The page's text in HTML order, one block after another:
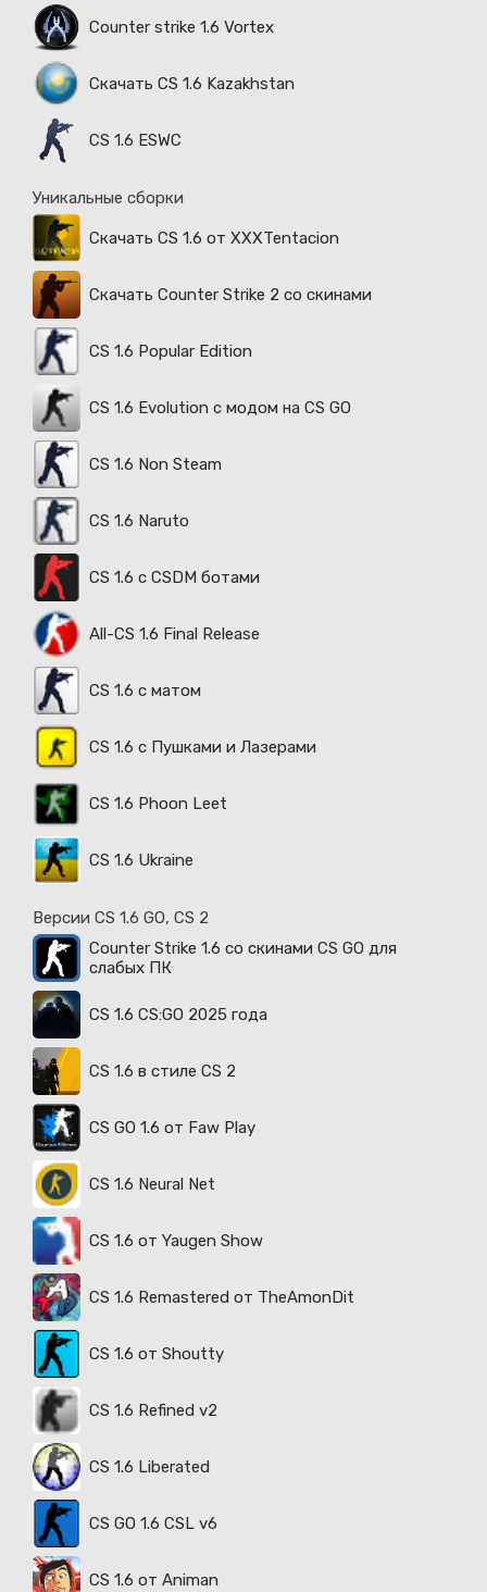
Counter strike 1.6 Vortex
Скачать CS 1.6 Kazakhstan
CS 1.6 ESWC
Уникальные сборки
Скачать CS 1.6 от XXXTentacion
Скачать Counter Strike 2 со скинами
CS 1.6 Popular Edition
CS 1.6 Evolution с модом на CS GO
CS 1.6 Non Steam
CS 1.6 Naruto
CS 1.6 с CSDM ботами
All-CS 1.6 Final Release
CS 1.6 с матом
CS 1.6 с Пушками и Лазерами
CS 1.6 Phoon Leet
CS 1.6 Ukraine
Версии CS 1.6 GO, CS 2
Counter Strike 1.6 со скинами CS GO для
слабых ПК
CS 1.6 CS:GO 2025 года
CS 1.6 в стиле CS 2
CS GO 1.6 от Faw Play
CS 1.6 Neural Net
CS 1.6 от Yaugen Show
CS 1.6 Remastered от TheAmonDit
CS 1.6 от Shoutty
CS 1.6 Refined v2
CS 1.6 Liberated
CS GO 1.6 CSL v6
CS 1.6 от Animan